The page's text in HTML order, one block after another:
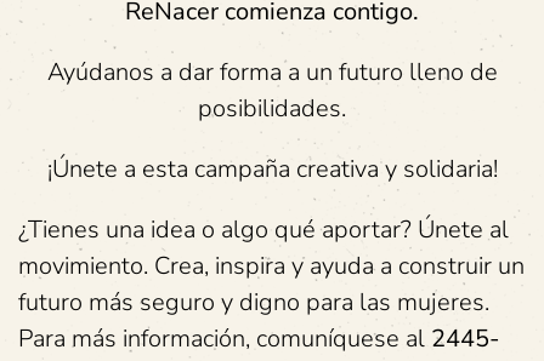
ReNacer comienza contigo.
Ayúdanos a dar forma a un futuro lleno de
posibilidades.
¡Únete a esta campaña creativa y solidaria!
¿Tienes una idea o algo qué aportar? Únete al
movimiento. Crea, inspira y ayuda a construir un
futuro más seguro y digno para las mujeres.
Para más información, comuníquese al 2445-